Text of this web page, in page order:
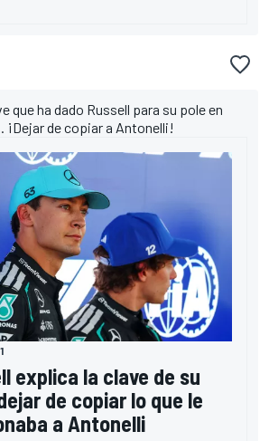
que ha dado Russell para su pole en
¡Dejar de copiar a Antonelli!
explica la clave de su
de copiar lo que le
a Antonelli